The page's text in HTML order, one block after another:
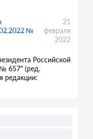
№
21
февраля
2022
Российской
657" (ред.
редакции: